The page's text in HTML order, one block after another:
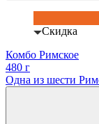
Скидка
Комбо Римское
480 г
Одна из шести